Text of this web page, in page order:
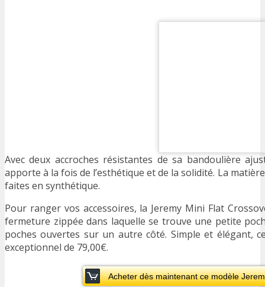
Avec deux accroches résistantes de sa bandoulière
apporte à la fois de l’esthétique et de la solidité. La
faites en synthétique.
Pour ranger vos accessoires, la Jeremy Mini Flat
fermeture zippée dans laquelle se trouve une petite
poches ouvertes sur un autre côté. Simple et élégant,
exceptionnel de 79,00€.
Acheter dès maintenant ce modèle